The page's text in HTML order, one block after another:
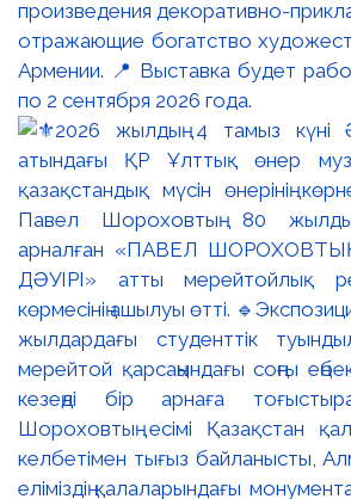
произведения декоративно-
отражающие богатство
Армении. 📍 Выставка будет
по 2 сентября 2026 года.